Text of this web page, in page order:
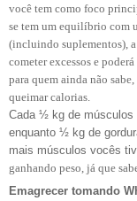
você tem como foco
se tem um equilíbrio com
(incluindo suplementos),
cometer excessos e
para quem ainda não
queimar calorias.
Cada ½ kg de músculos
enquanto ½ kg de
mais músculos vocês
ganhando peso, já que
Emagrecer tomando